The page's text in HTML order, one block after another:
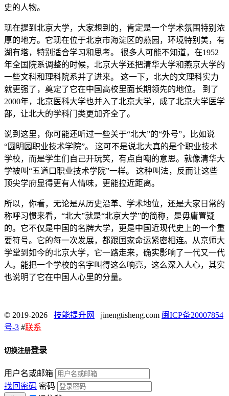
史的人物。
现在提到北京大学，大家想到的，肯定是一个学术氛围特别浓
厚的地方。它现在位于北京市海淀区的燕园，环境特别美，有
湖有塔，特别适合学习和思考。 很多人可能不知道，在1952
年全国院系调整的时候，北京大学还把清华大学和燕京大学的
一些文科和理科院系并了进来。 这一下，北大的文理科实力
就更强了，奠定了它在中国高校里面长期领先的地位。 到了
2000年，北京医科大学也并入了北京大学，成了北京大学医学
部，让北大的学科门类更加齐全了。
说到这里，你可能还听过一些关于“北大”的“外号”，比如说
“圆明园职业技术学院”。 这可不是说北大真的是个职业技术
学校，而是学生们自己开玩笑，有点自嘲的意思。就像清华大
学被叫“五道口职业技术学院”一样。 这种叫法，反而让这些
顶尖学府显得更有人情味，更能拉近距离。
所以，你看，无论是从历史沿革、学术地位，还是大家日常的
称呼习惯来看，“北大”就是“北京大学”的简称，是毋庸置疑
的。它不仅是中国的名牌大学，更是中国近现代史上的一个重
要符号。它的每一次发展，都跟国家命运紧密相连。从京师大
学堂到如今的北京大学，它一路走来，确实影响了一代又一代
人。能把一个学校的名字叫得这么响亮，这么深入人心，其实
也说明了它在中国人心里的分量。
© 2019-2026 技能提升网 jinengtisheng.com 闽ICP备20007854
号-3 #联系
切换注册登录
用户名或邮箱
找回密码 密码